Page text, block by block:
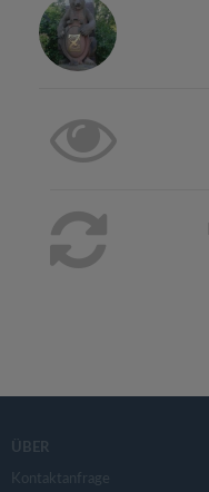
ÜBER
Kontaktanfrage